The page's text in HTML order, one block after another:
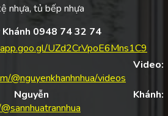
nhựa, tủ bếp nhựa
Khánh 0948 74 32 74
UZd2CrVpoE6Mns1C9
Video:
@nguyenkhanhnhua/videos
Khánh: